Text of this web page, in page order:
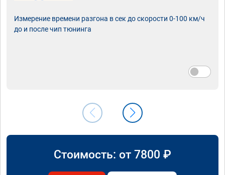
Измерение времени разгона в сек до скорости 0-100 км/ч
до и после чип тюнинга
Стоимость: от 7800 ₽